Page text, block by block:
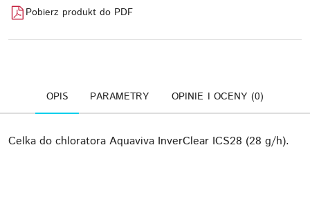
Pobierz produkt do PDF
OPIS PARAMETRY OPINIE I OCENY (0)
Celka do chloratora Aquaviva InverClear ICS28 (28 g/h).